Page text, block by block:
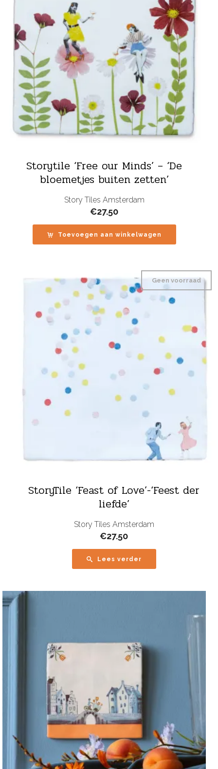
Storytile ‘Free our Minds’ – ‘De
bloemetjes buiten zetten’
Story Tiles Amsterdam
€27.50
Toevoegen aan winkelwagen
StoryTile ‘Feast of Love’-‘Feest der
liefde’
Geen voorraad
Story Tiles Amsterdam
€27.50
Lees verder